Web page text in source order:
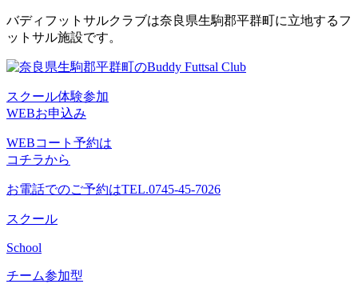
コ
ン
ン
へ
ス
キ
ッ
バディフットサルクラブは奈良県生駒郡平群町に立地するフ
ットサル施設です。
スクール体験参加
WEBお申込み
WEBコート予約は
コチラから
お電話でのご予約はTEL.0745-45-7026
スクール
School
チーム参加型